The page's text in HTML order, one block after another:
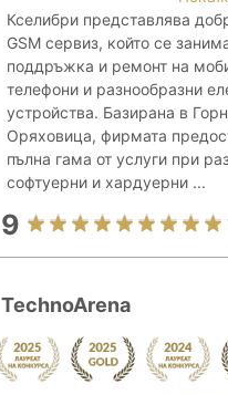
Кселибри представлява
GSM сервиз, който се
поддръжка и ремонт на
телефони и разнообразни
устройства. Базирана в
Оряховица, фирмата
пълна гама от услуги при
софтуерни и хардуерни ...
9
TechnoArena